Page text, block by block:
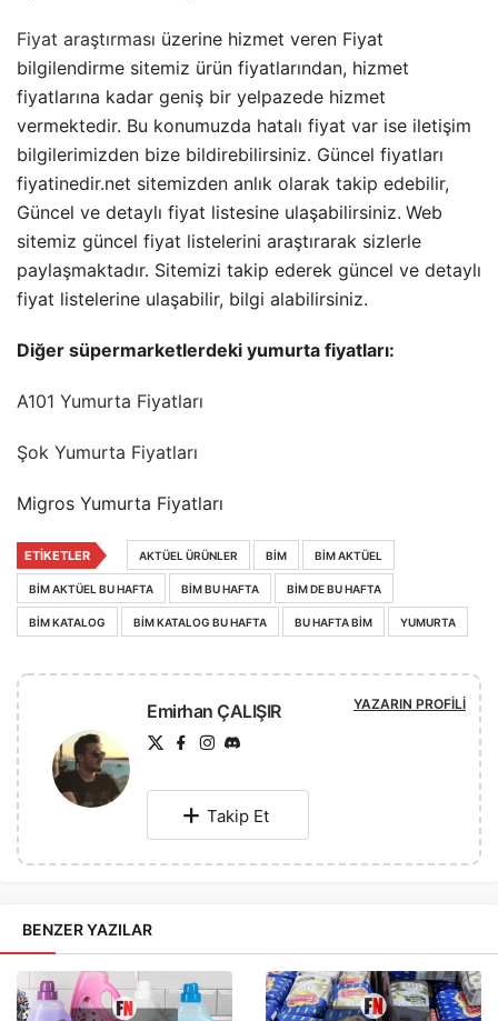
Fiyat araştırması üzerine hizmet veren Fiyat
bilgilendirme sitemiz ürün fiyatlarından, hizmet
fiyatlarına kadar geniş bir yelpazede hizmet
vermektedir. Bu konumuzda hatalı fiyat var ise iletişim
bilgilerimizden bize bildirebilirsiniz. Güncel fiyatları
fiyatinedir.net sitemizden anlık olarak takip edebilir,
Güncel ve detaylı fiyat listesine ulaşabilirsiniz. Web
sitemiz güncel fiyat listelerini araştırarak sizlerle
paylaşmaktadır. Sitemizi takip ederek güncel ve detaylı
fiyat listelerine ulaşabilir, bilgi alabilirsiniz.
Diğer süpermarketlerdeki yumurta fiyatları:
A101 Yumurta Fiyatları
Şok Yumurta Fiyatları
Migros Yumurta Fiyatları
ETIKETLER AKTÜEL ÜRÜNLER BIM BIM AKTÜEL
BIM AKTÜEL BU HAFTA BIM BU HAFTA BIM DE BU HAFTA
BIM KATALOG BIM KATALOG BU HAFTA BU HAFTA BIM YUMURTA
Emirhan ÇALIŞIR YAZARIN PROFILI
Takip Et
BENZER YAZILAR